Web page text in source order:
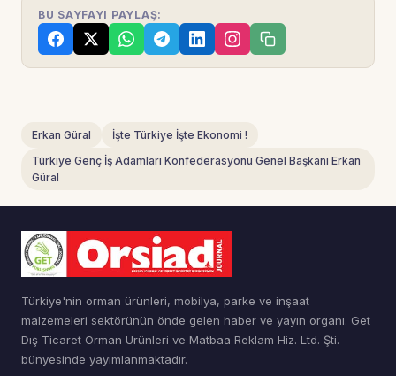
BU SAYFAYI PAYLAŞ:
Erkan Güral
İşte Türkiye İşte Ekonomi !
Türkiye Genç İş Adamları Konfederasyonu Genel Başkanı Erkan
Güral
Türkiye'nin orman ürünleri, mobilya, parke ve inşaat
malzemeleri sektörünün önde gelen haber ve yayın organı. Get
Dış Ticaret Orman Ürünleri ve Matbaa Reklam Hiz. Ltd. Şti.
bünyesinde yayımlanmaktadır.